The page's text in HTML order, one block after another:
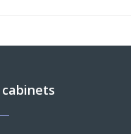
cabinets